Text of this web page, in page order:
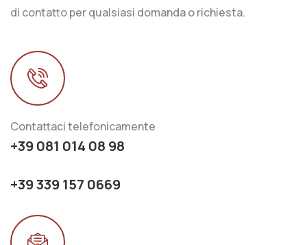
di contatto per qualsiasi domanda o richiesta.
Contattaci telefonicamente
+39 081 014 08 98
+39 339 157 0669